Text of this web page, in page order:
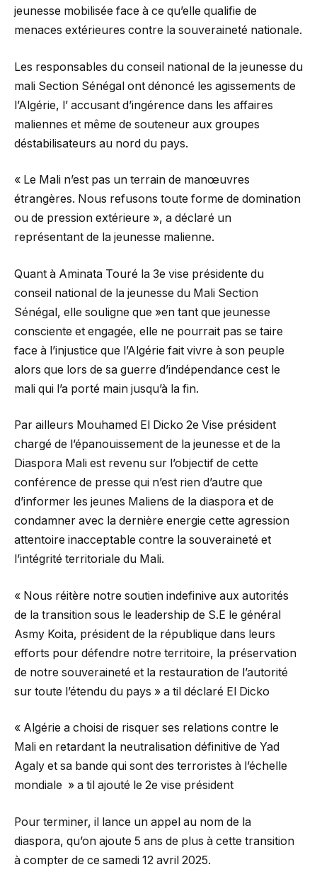
jeunesse mobilisée face à ce qu’elle qualifie de
menaces extérieures contre la souveraineté nationale.
Les responsables du conseil national de la jeunesse du
mali Section Sénégal ont dénoncé les agissements de
l’Algérie, l’ accusant d’ingérence dans les affaires
maliennes et même de souteneur aux groupes
déstabilisateurs au nord du pays.
« Le Mali n’est pas un terrain de manœuvres
étrangères. Nous refusons toute forme de domination
ou de pression extérieure », a déclaré un
représentant de la jeunesse malienne.
Quant à Aminata Touré la 3e vise présidente du
conseil national de la jeunesse du Mali Section
Sénégal, elle souligne que »en tant que jeunesse
consciente et engagée, elle ne pourrait pas se taire
face à l’injustice que l’Algérie fait vivre à son peuple
alors que lors de sa guerre d’indépendance cest le
mali qui l’a porté main jusqu’à la fin.
Par ailleurs Mouhamed El Dicko 2e Vise président
chargé de l’épanouissement de la jeunesse et de la
Diaspora Mali est revenu sur l’objectif de cette
conférence de presse qui n’est rien d’autre que
d’informer les jeunes Maliens de la diaspora et de
condamner avec la dernière energie cette agression
attentoire inacceptable contre la souveraineté et
l’intégrité territoriale du Mali.
« Nous réitère notre soutien indefinive aux autorités
de la transition sous le leadership de S.E le général
Asmy Koita, président de la république dans leurs
efforts pour défendre notre territoire, la préservation
de notre souveraineté et la restauration de l’autorité
sur toute l’étendu du pays » a til déclaré El Dicko
« Algérie a choisi de risquer ses relations contre le
Mali en retardant la neutralisation définitive de Yad
Agaly et sa bande qui sont des terroristes à l’échelle
mondiale » a til ajouté le 2e vise président
Pour terminer, il lance un appel au nom de la
diaspora, qu’on ajoute 5 ans de plus à cette transition
à compter de ce samedi 12 avril 2025.